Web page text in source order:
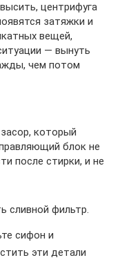
центрифуга
затяжки и
вещей,
— вынуть
чем потом
который
блок не
после стирки, и не
сливной фильтр.
сифон и
эти детали